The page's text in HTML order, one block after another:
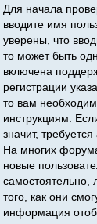
Для начала
вводите имя
уверены, что
то может быть
включена
регистрации
то вам
инструкциям.
значит,
На многих
новые
самостоятельно,
того, как они
информация